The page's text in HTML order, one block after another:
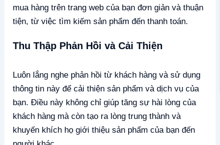
mua hàng trên trang web của bạn đơn giản và thuận
tiện, từ việc tìm kiếm sản phẩm đến thanh toán.
Thu Thập Phản Hồi và Cải Thiện
Luôn lắng nghe phản hồi từ khách hàng và sử dụng
thông tin này để cải thiện sản phẩm và dịch vụ của
bạn. Điều này không chỉ giúp tăng sự hài lòng của
khách hàng mà còn tạo ra lòng trung thành và
khuyến khích họ giới thiệu sản phẩm của bạn đến